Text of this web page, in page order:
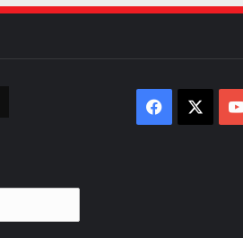
Facebook